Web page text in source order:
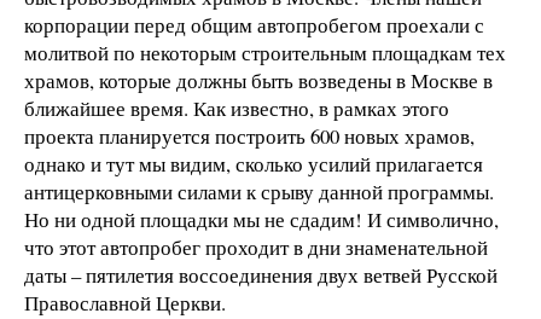
корпорации перед общим автопробегом проехали с
молитвой по некоторым строительным площадкам тех
храмов, которые должны быть возведены в Москве в
ближайшее время. Как известно, в рамках этого
проекта планируется построить 600 новых храмов,
однако и тут мы видим, сколько усилий прилагается
антицерковными силами к срыву данной программы.
Но ни одной площадки мы не сдадим! И символично,
что этот автопробег проходит в дни знаменательной
даты – пятилетия воссоединения двух ветвей Русской
Православной Церкви.